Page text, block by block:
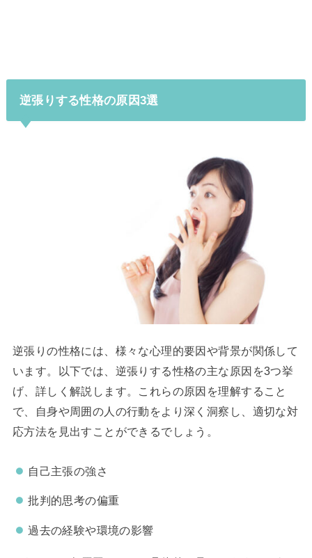
逆張りする性格の原因3選
逆張りの性格には、様々な心理的要因や背景が関係して
います。以下では、逆張りする性格の主な原因を3つ挙
げ、詳しく解説します。これらの原因を理解すること
で、自身や周囲の人の行動をより深く洞察し、適切な対
応方法を見出すことができるでしょう。
自己主張の強さ
批判的思考の偏重
過去の経験や環境の影響